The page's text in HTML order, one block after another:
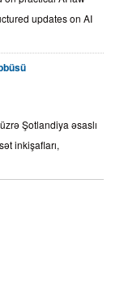
updates on AI
Şotlandiya əsaslı
inkişafları,